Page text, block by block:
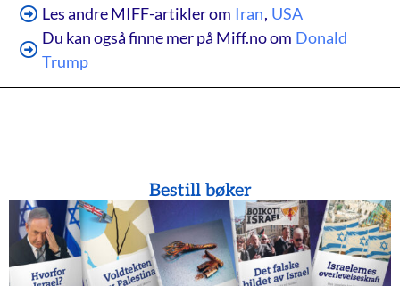
Les andre MIFF-artikler om Iran, USA
Du kan også finne mer på Miff.no om Donald
Trump
Bestill bøker